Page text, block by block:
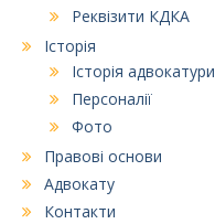
Реквізити КДКА
Історія
Історія адвокатури
Персоналії
Фото
Правові основи
Адвокату
Контакти